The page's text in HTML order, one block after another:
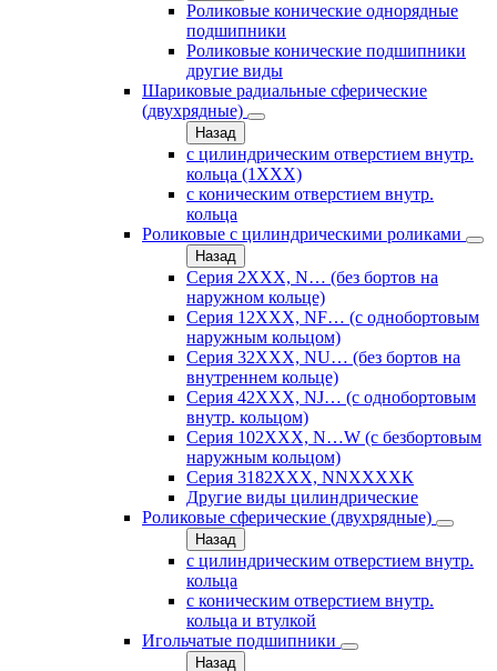
Роликовые конические однорядные
подшипники
Роликовые конические подшипники
другие виды
Шариковые радиальные сферические
(двухрядные)
Назад
с цилиндрическим отверстием внутр.
кольца (1ХХХ)
с коническим отверстием внутр.
кольца
Роликовые с цилиндрическими роликами
Назад
Серия 2ХХХ, N… (без бортов на
наружном кольце)
Серия 12ХХХ, NF… (с однобортовым
наружным кольцом)
Серия 32ХХХ, NU… (без бортов на
внутреннем кольце)
Серия 42ХХХ, NJ… (с однобортовым
внутр. кольцом)
Серия 102ХХХ, N…W (с безбортовым
наружным кольцом)
Серия 3182ХХХ, NNХХХХК
Другие виды цилиндрические
Роликовые сферические (двухрядные)
Назад
с цилиндрическим отверстием внутр.
кольца
с коническим отверстием внутр.
кольца и втулкой
Игольчатые подшипники
Назад